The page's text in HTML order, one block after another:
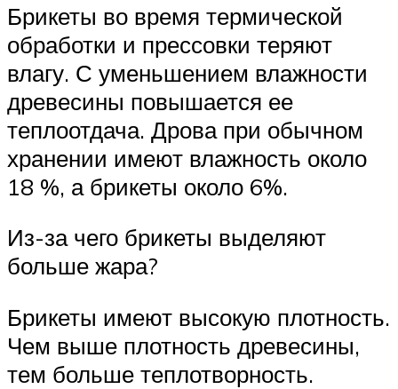
Брикеты во время термической
обработки и прессовки теряют
влагу. С уменьшением влажности
древесины повышается ее
теплоотдача. Дрова при обычном
хранении имеют влажность около
18 %, а брикеты около 6%.
Из-за чего брикеты выделяют
больше жара?
Брикеты имеют высокую плотность.
Чем выше плотность древесины,
тем больше теплотворность.